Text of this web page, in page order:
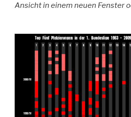
Ansicht in einem neuen Fenster